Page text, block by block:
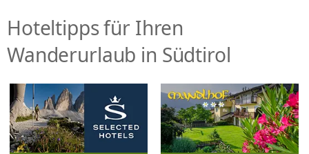
Hoteltipps für Ihren
Wanderurlaub in Südtirol